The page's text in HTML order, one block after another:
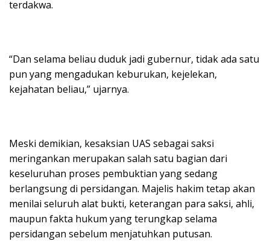
terdakwa.
“Dan selama beliau duduk jadi gubernur, tidak ada satu
pun yang mengadukan keburukan, kejelekan,
kejahatan beliau,” ujarnya.
Meski demikian, kesaksian UAS sebagai saksi
meringankan merupakan salah satu bagian dari
keseluruhan proses pembuktian yang sedang
berlangsung di persidangan. Majelis hakim tetap akan
menilai seluruh alat bukti, keterangan para saksi, ahli,
maupun fakta hukum yang terungkap selama
persidangan sebelum menjatuhkan putusan.